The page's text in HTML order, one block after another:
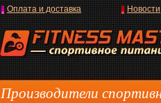
Оплата и доставка Новости
Производители